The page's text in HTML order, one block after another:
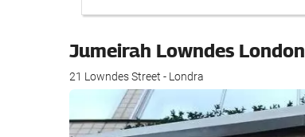
Jumeirah Lowndes London
21 Lowndes Street - Londra